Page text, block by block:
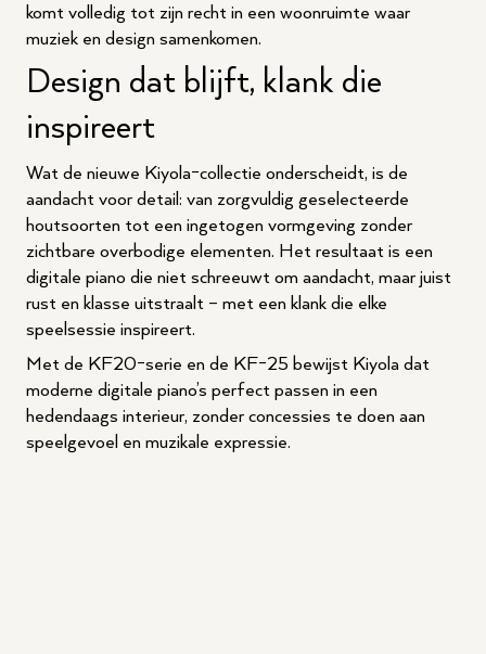
komt volledig tot zijn recht in een woonruimte waar
muziek en design samenkomen.
Design dat blijft, klank die
inspireert
Wat de nieuwe Kiyola-collectie onderscheidt, is de
aandacht voor detail: van zorgvuldig geselecteerde
houtsoorten tot een ingetogen vormgeving zonder
zichtbare overbodige elementen. Het resultaat is een
digitale piano die niet schreeuwt om aandacht, maar juist
rust en klasse uitstraalt – met een klank die elke
speelsessie inspireert.
Met de KF20-serie en de KF-25 bewijst Kiyola dat
moderne digitale piano’s perfect passen in een
hedendaags interieur, zonder concessies te doen aan
speelgevoel en muzikale expressie.